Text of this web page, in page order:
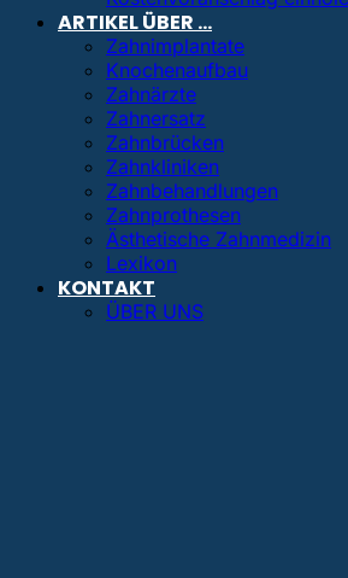
ARTIKEL ÜBER …
Zahnimplantate
Knochenaufbau
Zahnärzte
Zahnersatz
Zahnbrücken
Zahnkliniken
Zahnbehandlungen
Zahnprothesen
Ästhetische Zahnmedizin
Lexikon
KONTAKT
ÜBER UNS